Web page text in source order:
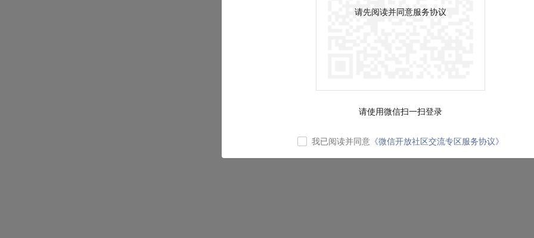
请先阅读并同意服务协议
请使用微信扫一扫登录
我已阅读并同意 《微信开放社区交流专区服务协议》